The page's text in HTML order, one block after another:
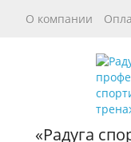
О компании
«Радуга